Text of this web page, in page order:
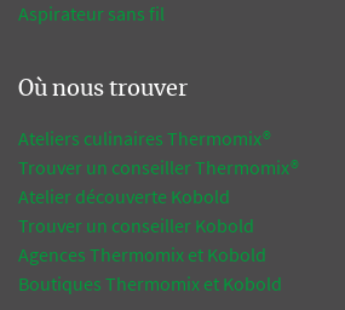
Aspirateur sans fil
Où nous trouver
Ateliers culinaires Thermomix®
Trouver un conseiller Thermomix®
Atelier découverte Kobold
Trouver un conseiller Kobold
Agences Thermomix et Kobold
Boutiques Thermomix et Kobold